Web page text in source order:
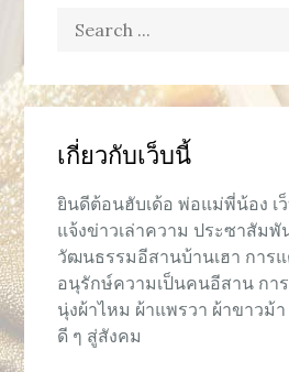
Search
เกี่ยวกับเว็บนี้
ยินดีต้อนฮับเด้อ พ่อแม่พี่น้อง เ
แจ้งข่าวเล่าความ ประซาสัม
วัฒนธรรมอีสานบ้านเฮา การ
อนุรักษ์ความเป็นคนอีสาน กา
นุ่งผ้าไหม ผ้าแพรวา ผ้าขาวม้
ดี ๆ สู่สังคม